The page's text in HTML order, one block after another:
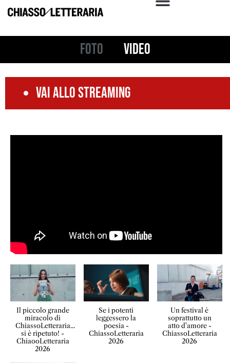
Foto Video
Vai allo streaming
Il piccolo grande
miracolo di
ChiassoLetteraria...
si è ripetuto! -
ChiaooLetteraria
2026
Se i potenti
leggessero la
poesia -
ChiassoLetteraria
2026
Un festival è
soprattutto un
atto d'amore -
ChiassoLetteraria
2026